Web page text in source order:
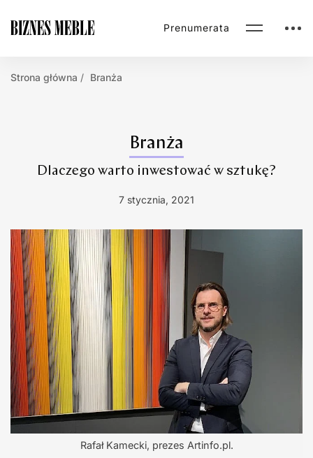
Prenumerata
Strona główna Branża
Branża
Dlaczego warto inwestować w sztukę?
7 stycznia, 2021
Rafał Kamecki, prezes Artinfo.pl.